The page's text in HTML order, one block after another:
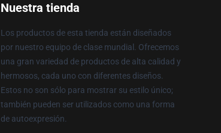
Nuestra tienda
Los productos de esta tienda están diseñados
por nuestro equipo de clase mundial. Ofrecemos
una gran variedad de productos de alta calidad y
hermosos, cada uno con diferentes diseños.
Estos no son sólo para mostrar su estilo único;
también pueden ser utilizados como una forma
de autoexpresión.